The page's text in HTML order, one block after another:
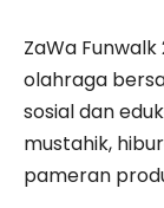
ZaWa
olahraga
sosial dan
mustahik,
pameran